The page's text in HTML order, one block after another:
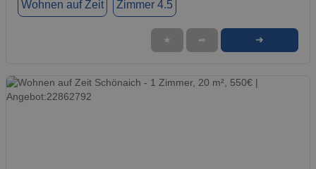
Wohnen auf Zeit Zimmer 4.5
★ ➦ ➜